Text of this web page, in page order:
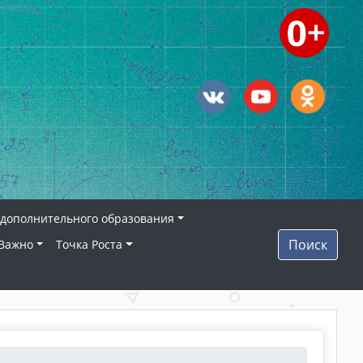
образования
Точка Роста Поиск